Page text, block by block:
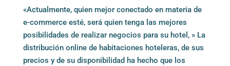
«Actualmente, quien mejor conectado en materia de
e-commerce esté, será quien tenga las mejores
posibilidades de realizar negocios para su hotel, » La
distribución online de habitaciones hoteleras, de sus
precios y de su disponibilidad ha hecho que los